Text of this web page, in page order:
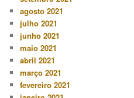
agosto 2021
julho 2021
junho 2021
maio 2021
abril 2021
março 2021
fevereiro 2021